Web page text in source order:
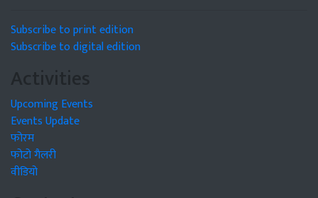
Subscribe to print edition
Subscribe to digital edition
Activities
Upcoming Events
Events Update
फोरम
फोटो गैलरी
वीडियो